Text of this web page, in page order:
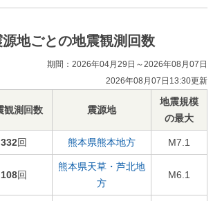
源地ごとの地震観測回数
期間：2026年04月29日～2026年08月07日
2026年08月07日13:30更新
観測回数 震源地
地震規模
の最大
332回 熊本県熊本地方 M7.1
108回
熊本県天草・芦北地
方
M6.1